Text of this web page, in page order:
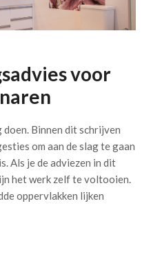
voor
Binnen dit schrijven
om aan de slag te gaan
Als je de adviezen in dit
het werk zelf te voltooien.
oppervlakken lijken